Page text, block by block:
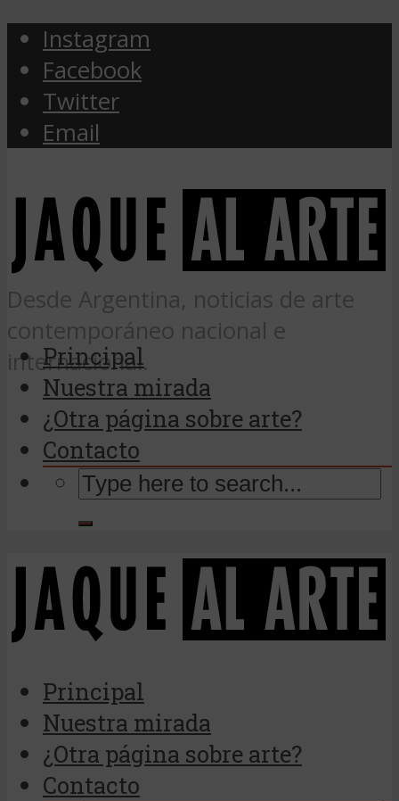
Instagram
Facebook
Twitter
Email
Desde Argentina, noticias de arte
contemporáneo nacional e
internacional.
Principal
Nuestra mirada
¿Otra página sobre arte?
Contacto
Principal
Nuestra mirada
¿Otra página sobre arte?
Contacto